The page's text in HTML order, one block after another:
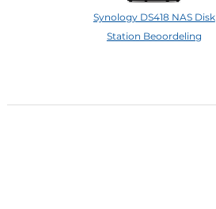
Synology DS418 NAS Disk
Station Beoordeling